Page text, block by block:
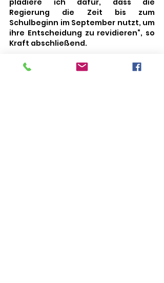
Regierung die Zeit bis zum
Schulbeginn im September nutzt, um
ihre Entscheidung zu revidieren“, so
Kraft abschließend.